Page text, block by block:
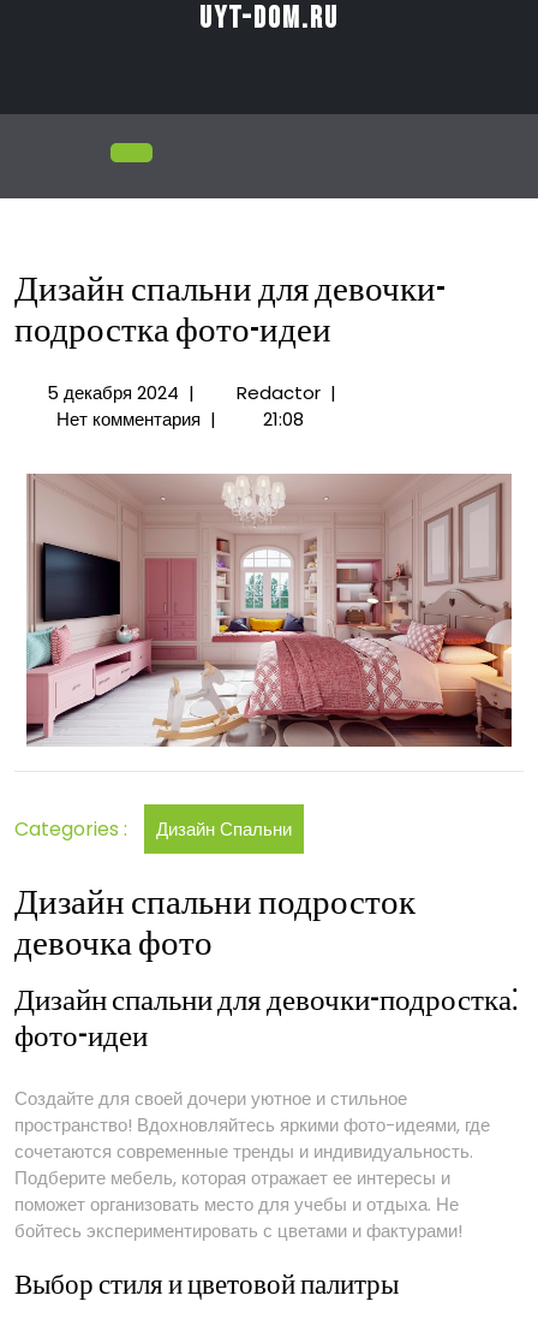
uyt-dom.ru
Дизайн спальни для девочки-
подростка фото-идеи
5 декабря 20245
декабря
| RedactorДизайн
девочки-
подростка
фото-
идеи
|
Нет комментария | 21:08
Categories : Дизайн Спальни
Дизайн спальни подросток
девочка фото
Дизайн спальни для девочки-подростка⁚
фото-идеи
Создайте для своей дочери уютное и стильное
пространство! Вдохновляйтесь яркими фото-идеями, где
сочетаются современные тренды и индивидуальность.
Подберите мебель, которая отражает ее интересы и
поможет организовать место для учебы и отдыха. Не
бойтесь экспериментировать с цветами и фактурами!
Выбор стиля и цветовой палитры